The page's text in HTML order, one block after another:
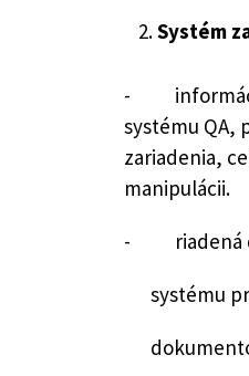
Systém
- informácia
systému QA,
zariadenia,
manipulácii.
- riadená
systému